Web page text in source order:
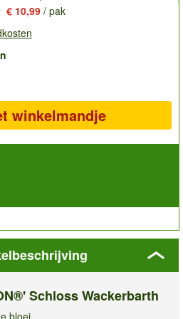
€ 10,99 / pak
winkelmandje
Schloss Wackerbarth
bloei